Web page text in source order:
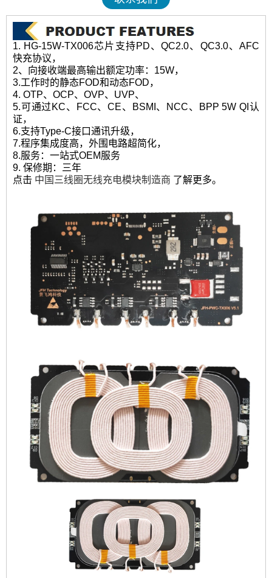
1. HG-15W-TX006芯片支持PD、QC2.0、QC3.0、AFC
快充协议，
2、向接收端最高输出额定功率：15W，
3.工作时的静态FOD和动态FOD，
4. OTP、OCP、OVP、UVP、
5.可通过KC、FCC、CE、BSMI、NCC、BPP 5W QI认
证，
6.支持Type-C接口通讯升级，
7.程序集成度高，外围电路超简化，
8.服务：一站式OEM服务
9. 保修期：三年
点击 中国三线圈无线充电模块制造商 了解更多。